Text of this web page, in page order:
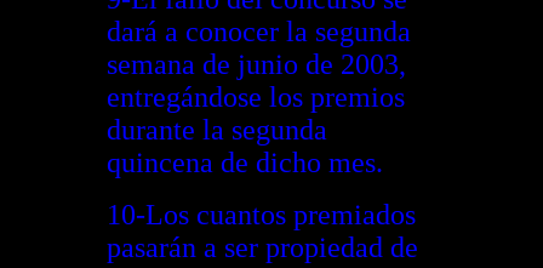
dará a conocer la segunda
semana de junio de 2003,
entregándose los premios
durante la segunda
quincena de dicho mes.
10-Los cuantos premiados
pasarán a ser propiedad de